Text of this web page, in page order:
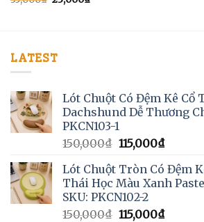
LATEST
Lót Chuột Có Đệm Kê Cổ
Dachshund Dễ Thương
PKCN103-1
150,000₫ 115,000₫
Lót Chuột Tròn Có Đệm
Thái Học Màu Xanh
SKU: PKCN102-2
150,000₫ 115,000₫